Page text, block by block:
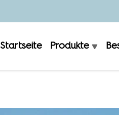
Startseite Produkte